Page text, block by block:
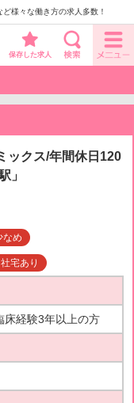
様々な働き方の求人多数！
保存した求人
ックス/年間休日120
」
なめ
宅あり
床経験3年以上の方